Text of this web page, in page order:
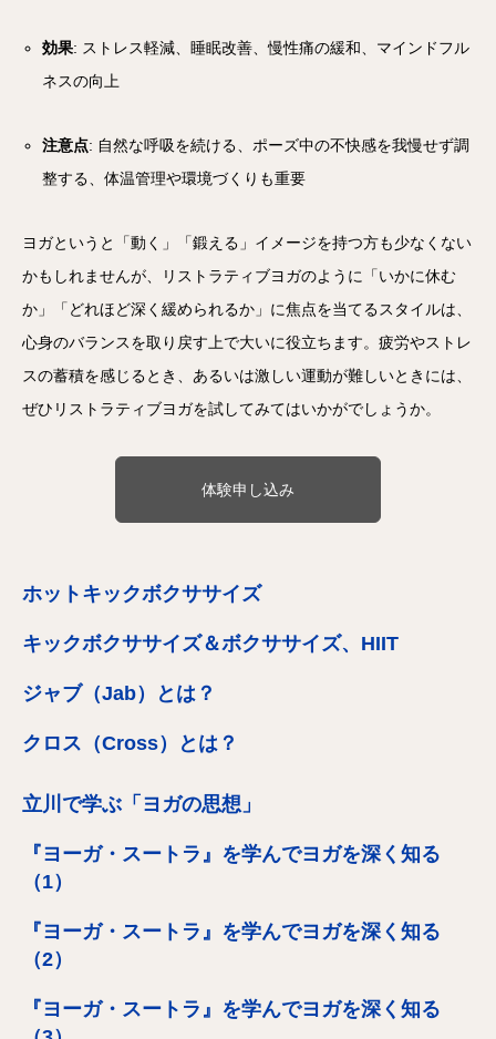
効果: ストレス軽減、睡眠改善、慢性痛の緩和、マインドフル
ネスの向上
注意点: 自然な呼吸を続ける、ポーズ中の不快感を我慢せず調
整する、体温管理や環境づくりも重要
ヨガというと「動く」「鍛える」イメージを持つ方も少なくない
かもしれませんが、リストラティブヨガのように「いかに休む
か」「どれほど深く緩められるか」に焦点を当てるスタイルは、
心身のバランスを取り戻す上で大いに役立ちます。疲労やストレ
スの蓄積を感じるとき、あるいは激しい運動が難しいときには、
ぜひリストラティブヨガを試してみてはいかがでしょうか。
体験申し込み
ホットキックボクササイズ
キックボクササイズ＆ボクササイズ、HIIT
ジャブ（Jab）とは？
クロス（Cross）とは？
立川で学ぶ「ヨガの思想」
『ヨーガ・スートラ』を学んでヨガを深く知る
（1）
『ヨーガ・スートラ』を学んでヨガを深く知る
（2）
『ヨーガ・スートラ』を学んでヨガを深く知る